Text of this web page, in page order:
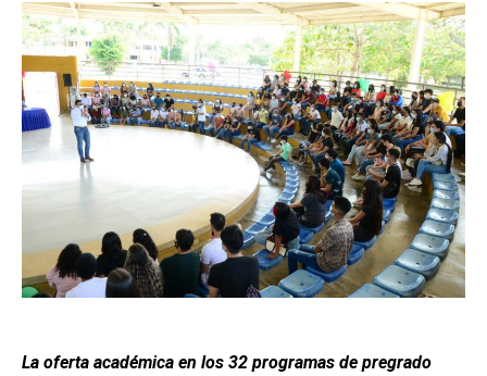
La oferta académica en los 32 programas de pregrado